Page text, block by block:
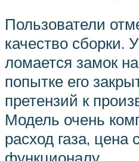
Пользователи
качество сборки.
ломается замок
попытке его
претензий к
Модель очень
расход газа, цена